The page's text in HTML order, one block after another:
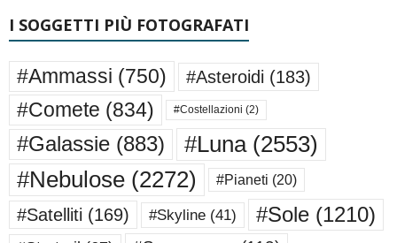
I SOGGETTI PIÙ FOTOGRAFATI
#Ammassi (750) #Asteroidi (183)
#Comete (834) #Costellazioni (2)
#Galassie (883) #Luna(2553)
#Nebulose (2272) #Pianeti (20)
#Satelliti (169) #Skyline (41) #Sole (1210)